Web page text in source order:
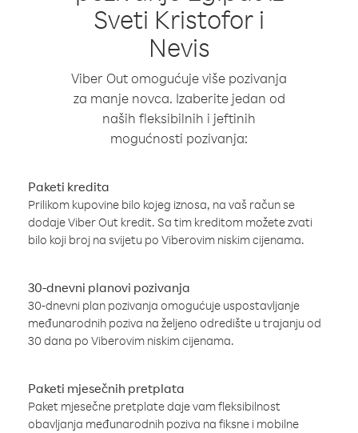
Sveti Kristofor i
Nevis
Viber Out omogućuje više pozivanja
za manje novca. Izaberite jedan od
naših fleksibilnih i jeftinih
mogućnosti pozivanja:
Paketi kredita
Prilikom kupovine bilo kojeg iznosa, na vaš račun se
dodaje Viber Out kredit. Sa tim kreditom možete zvati
bilo koji broj na svijetu po Viberovim niskim cijenama.
30-dnevni planovi pozivanja
30-dnevni plan pozivanja omogućuje uspostavljanje
međunarodnih poziva na željeno odredište u trajanju od
30 dana po Viberovim niskim cijenama.
Paketi mjesečnih pretplata
Paket mjesečne pretplate daje vam fleksibilnost
obavljanja međunarodnih poziva na fiksne i mobilne